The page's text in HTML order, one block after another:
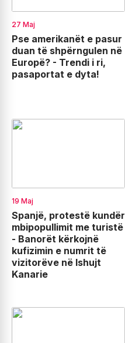
27 Maj
Pse amerikanët e pasur
duan të shpërngulen në
Europë? - Trendi i ri,
pasaportat e dyta!
19 Maj
Spanjë, protestë kundër
mbipopullimit me turistë
- Banorët kërkojnë
kufizimin e numrit të
vizitorëve në Ishujt
Kanarie